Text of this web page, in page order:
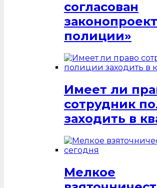
согласован
полиции»
Имеет ли
сотрудник
заходить в
Мелкое